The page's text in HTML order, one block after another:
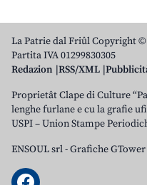
La Patrie dal Friûl Copyright
Partita IVA 01299830305
Redazion RSS/XML
Proprietât Clape di Culture
lenghe furlane e cu la grafie
USPI – Union Stampe
ENSOUL srl-Grafiche